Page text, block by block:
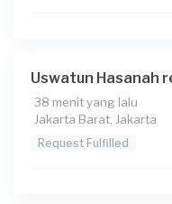
Uswatun Hasanah
38 menit yang lalu
Jakarta Barat, Jakarta
Request Fulfilled